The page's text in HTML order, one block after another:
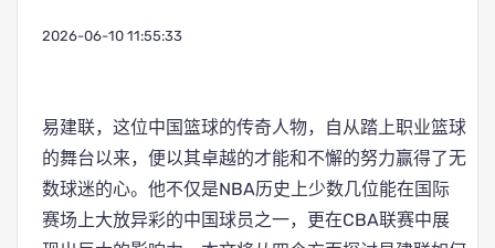
2026-06-10 11:55:33
易建联，这位中国篮球的传奇人物，自从踏上职业篮球
的舞台以来，便以其卓越的才能和不懈的努力赢得了无
数球迷的心。他不仅是NBA历史上少数几位能在国际
赛场上大放异彩的中国球员之一，更在CBA联赛中展